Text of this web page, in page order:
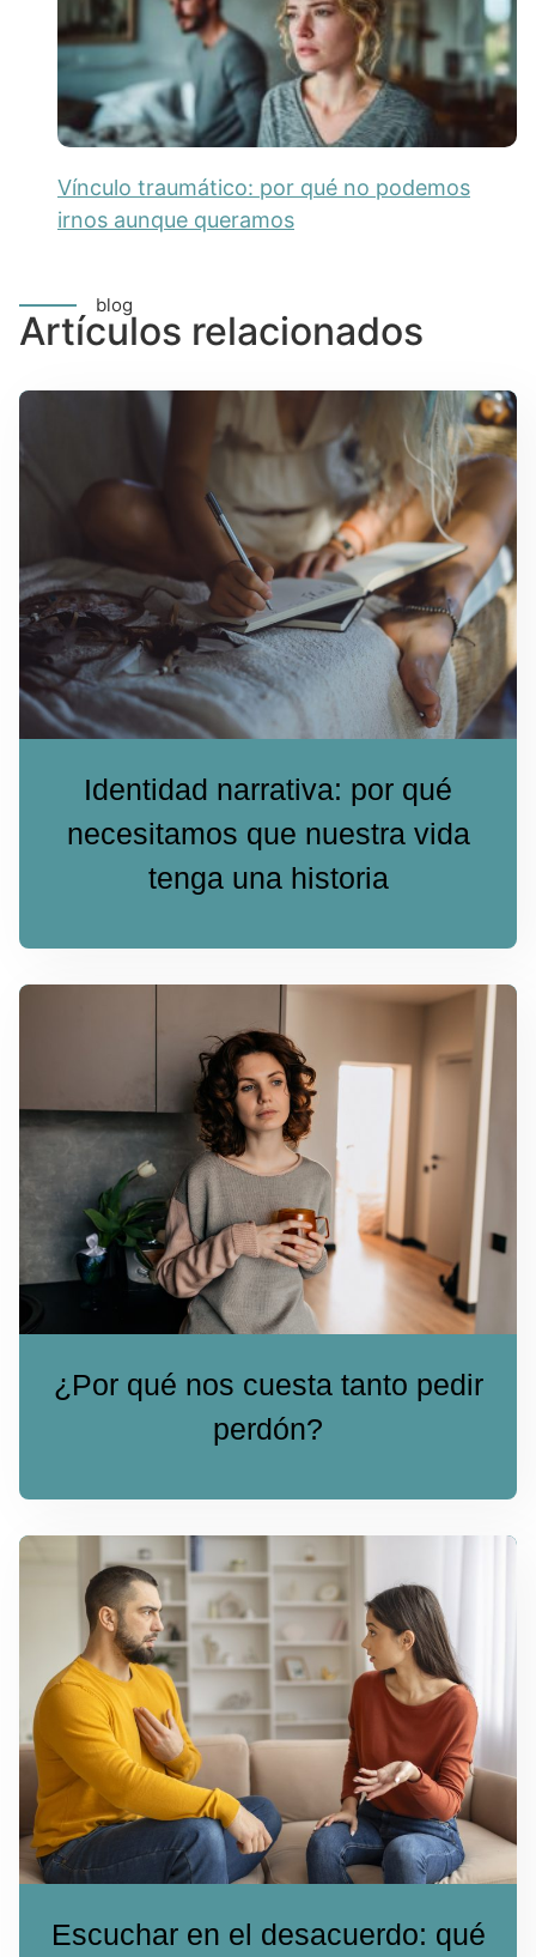
Vínculo traumático: por qué no podemos
irnos aunque queramos
blog
Artículos relacionados
Identidad narrativa: por qué
necesitamos que nuestra vida
tenga una historia
¿Por qué nos cuesta tanto pedir
perdón?
Escuchar en el desacuerdo: qué